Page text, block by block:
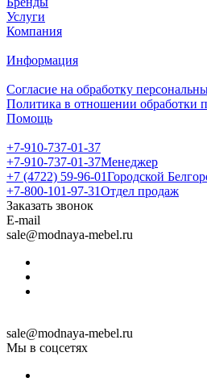
Услуги
Компания
Информация
Согласие на обработку
Политика в отношении обработки
Помощь
+7-910-737-01-37
+7-910-737-01-37Менеджер
+7 (4722) 59-96-01Городской
+7-800-101-97-31Отдел продаж
Заказать звонок
E-mail
sale@modnaya-mebel.ru
sale@modnaya-mebel.ru
Мы в соцсетях